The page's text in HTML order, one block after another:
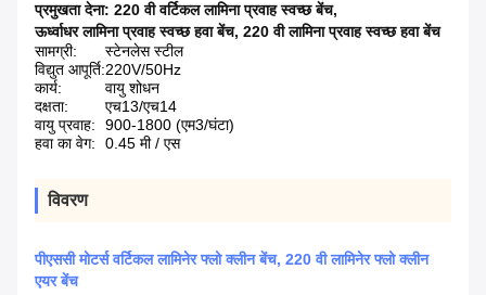
प्रमुखता देना: 220 वी वर्टिकल लामिना प्रवाह स्वच्छ बेंच,
ऊर्ध्वाधर लामिना प्रवाह स्वच्छ हवा बेंच, 220 वी लामिना प्रवाह स्वच्छ हवा बेंच
सामग्री:
स्टेनलेस स्टील
विद्युत आपूर्ति:220V/50Hz
कार्य:
वायु शोधन
दक्षता:
एच13/एच14
वायु प्रवाह:
900-1800 (एम3/घंटा)
हवा का वेग:
0.45 मी / एस
विवरण
पीएससी मोटर्स वर्टिकल लामिनेर फ्लो क्लीन बेंच, 220 वी लामिनेर फ्लो क्लीन
एयर बेंच